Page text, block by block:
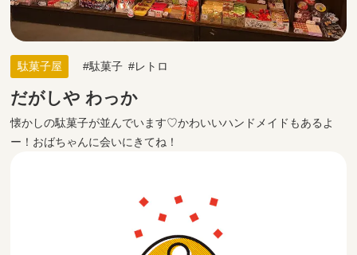
駄菓子屋 駄菓子 レトロ
だがしや わっか
懐かしの駄菓子が並んでいます♡かわいいハンドメイドもあるよ
ー！おばちゃんに会いにきてね！